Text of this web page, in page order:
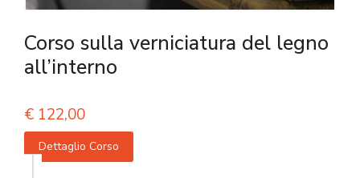
Corso sulla verniciatura del legno
all’interno
€ 122,00
Dettaglio Corso